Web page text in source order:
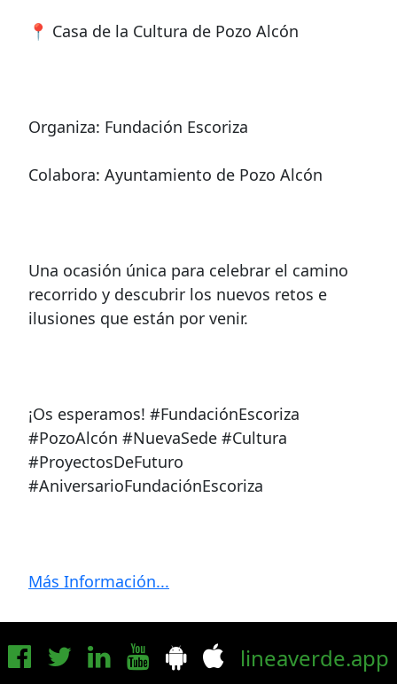
📍 Casa de la Cultura de Pozo Alcón
Organiza: Fundación Escoriza
Colabora: Ayuntamiento de Pozo Alcón
Una ocasión única para celebrar el camino
recorrido y descubrir los nuevos retos e
ilusiones que están por venir.
¡Os esperamos! #FundaciónEscoriza
#PozoAlcón #NuevaSede #Cultura
#ProyectosDeFuturo
#AniversarioFundaciónEscoriza
Más Información...
lineaverde.app